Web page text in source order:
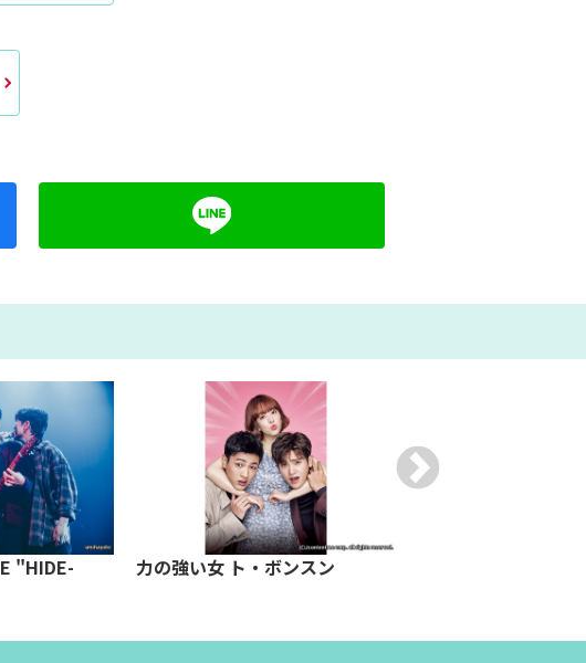
"HIDE-
力の強い女 ト・ボンスン